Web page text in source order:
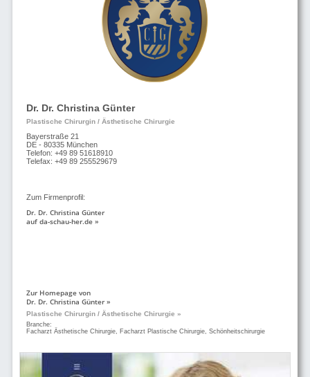
Dr. Dr. Christina Günter
Plastische Chirurgin / Ästhetische Chirurgie
Bayerstraße 21
DE - 80335 München
Telefon: +49 89 51618910
Telefax: +49 89 255529679
Zum Firmenprofil:
Dr. Dr. Christina Günter
auf da-schau-her.de »
Zur Homepage von
Dr. Dr. Christina Günter »
Plastische Chirurgin / Ästhetische Chirurgie »
Branche:
Facharzt Ästhetische Chirurgie, Facharzt Plastische Chirurgie, Schönheitschirurgie